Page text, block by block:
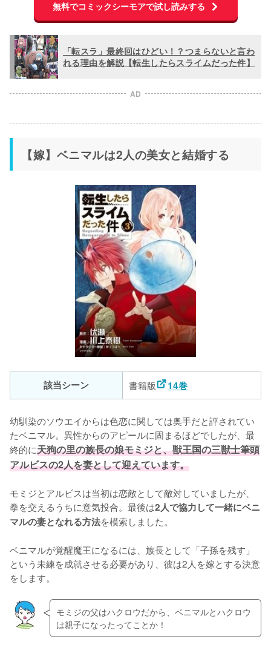
無料でコミックシーモアで試し読みする
「転スラ」最終回はひどい！？つまらないと言わ
れる理由を解説【転生したらスライムだった件】
AD
【嫁】ベニマルは2人の美女と結婚する
該当シーン 書籍版 14巻
幼馴染のソウエイからは色恋に関しては奥手だと評されてい
たベニマル。異性からのアピールに固まるほどでしたが、最
終的に天狗の里の族長の娘モミジと、獣王国の三獣士筆頭
アルビスの2人を妻として迎えています。
モミジとアルビスは当初は恋敵として敵対していましたが、
拳を交えるうちに意気投合。最後は2人で協力して一緒にベニ
マルの妻となれる方法を模索しました。
ベニマルが覚醒魔王になるには、族長として「子孫を残す」
という未練を成就させる必要があり、彼は2人を嫁とする決意
をします。
モミジの父はハクロウだから、ベニマルとハクロウ
は親子になったってことか！